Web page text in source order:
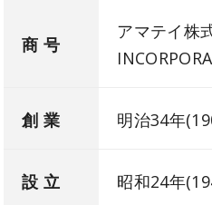
商 号
アマテイ株
創 業 明治34年
設 立 昭和24年